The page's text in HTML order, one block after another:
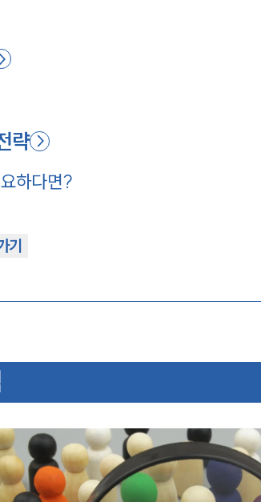
략
하다면?
기